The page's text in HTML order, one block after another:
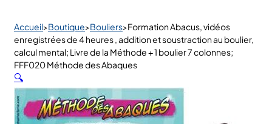
Accueil>Boutique>Bouliers>Formation Abacus, vidéos
enregistrées de 4 heures , addition et soustraction au boulier,
calcul mental; Livre de la Méthode + 1 boulier 7 colonnes;
FFF020 Méthode des Abaques
🔍